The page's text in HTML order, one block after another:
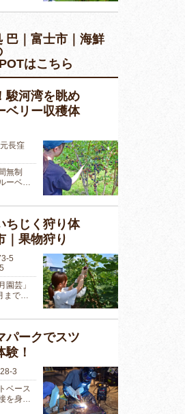
巴｜富士市｜海鮮
はこちら
駿河湾を眺め
ベリー収穫体
長窪
無制
ーベ…
ちじく狩り体
｜果物狩り
5
園芸」
まで…
パークでスツ
験！
3
ベース
を身…